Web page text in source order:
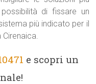
di fissare un
più indicato per il
e scopri un